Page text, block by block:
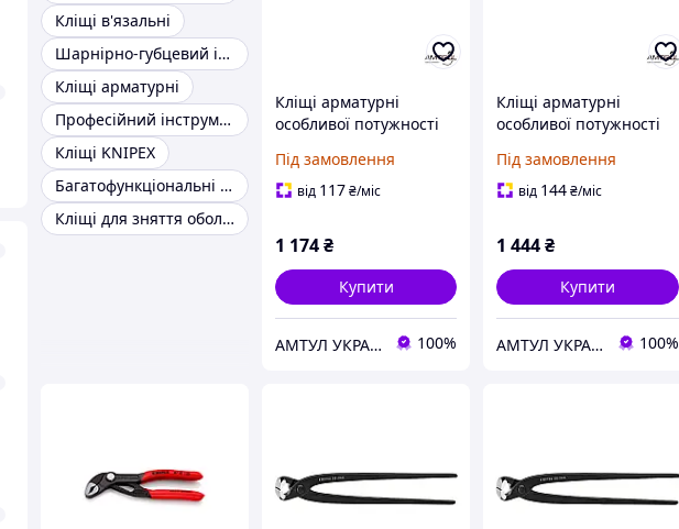
Кліщі в'язальні
Шарнірно-губцевий інструмент
Кліщі арматурні
Професійний інструмент
Кліщі KNIPEX
Багатофункціональні кліщі для електромонтажних робіт KNIPEX
Кліщі для зняття оболонки дроту
Кліщі арматурні
особливої потужності
250
Під замовлення
від 117₴/міс
1 174₴
Купити
АМТУЛ УКРАЇНА 100%
Кліщі арматурні
особливої потужності
300
Під замовлення
від 144₴/міс
1 444₴
Купити
АМТУЛ УКРАЇНА 100%